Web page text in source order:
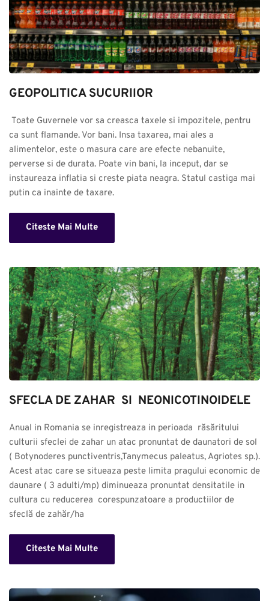
GEOPOLITICA SUCURIlOR
ca sunt flamande. Vor bani. Insa taxarea, mai ales a
alimentelor, este o masura care are efecte nebanuite,
perverse si de durata. Poate vin bani, la inceput, dar se
instaureaza inflatia si creste piata neagra. Statul castiga mai
putin ca inainte de taxare.
Citeste Mai Multe
SFECLA DE ZAHAR  SI  NEONICOTINOIDELE
Anual in Romania se inregistreaza in perioada  răsăritului
culturii sfeclei de zahar un atac pronuntat de daunatori de sol
( Botynoderes punctiventris,Tanymecus paleatus, Agriotes sp.).
Acest atac care se situeaza peste limita pragului economic de
daunare ( 3 adulti/mp) diminueaza pronuntat densitatile in
cultura cu reducerea  corespunzatoare a productiilor de
sfeclă de zahăr/ha
Citeste Mai Multe